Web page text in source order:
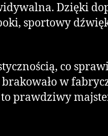
Dzięki
sportowy
co
w
prawdziwy